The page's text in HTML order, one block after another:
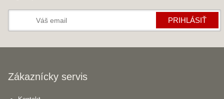
PRIHLÁSIŤ
Zákaznícky servis